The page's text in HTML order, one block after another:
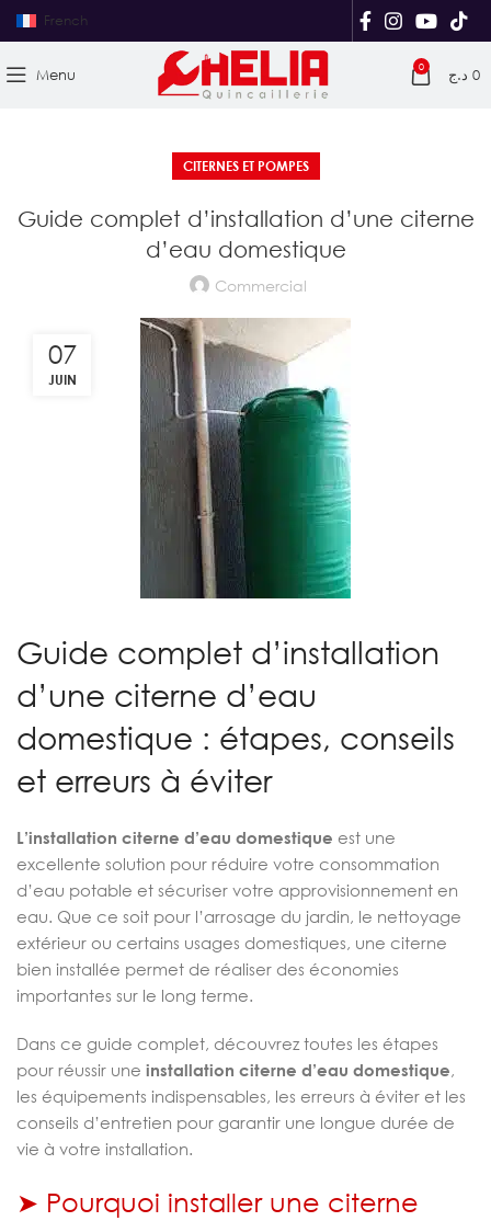
French
Menu 0 0 د.ج
CITERNES ET POMPES
Guide complet d’installation d’une citerne
d’eau domestique
Commercial
07
JUIN
Guide complet d’installation
d’une citerne d’eau
domestique : étapes, conseils
et erreurs à éviter
L’installation citerne d’eau domestique est une
excellente solution pour réduire votre consommation
d’eau potable et sécuriser votre approvisionnement en
eau. Que ce soit pour l’arrosage du jardin, le nettoyage
extérieur ou certains usages domestiques, une citerne
bien installée permet de réaliser des économies
importantes sur le long terme.
Dans ce guide complet, découvrez toutes les étapes
pour réussir une installation citerne d’eau domestique,
les équipements indispensables, les erreurs à éviter et les
conseils d’entretien pour garantir une longue durée de
vie à votre installation.
➤ Pourquoi installer une citerne